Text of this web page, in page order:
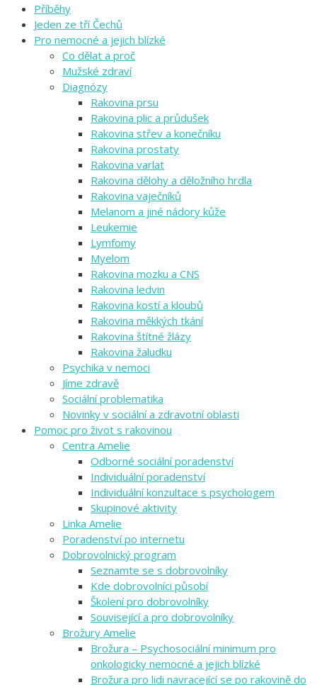
Příběhy
Jeden ze tří Čechů
Pro nemocné a jejich blízké
Co dělat a proč
Mužské zdraví
Diagnózy
Rakovina prsu
Rakovina plic a průdušek
Rakovina střev a konečníku
Rakovina prostaty
Rakovina varlat
Rakovina dělohy a děložního hrdla
Rakovina vaječníků
Melanom a jiné nádory kůže
Leukemie
Lymfomy
Myelom
Rakovina mozku a CNS
Rakovina ledvin
Rakovina kostí a kloubů
Rakovina měkkých tkání
Rakovina štítné žlázy
Rakovina žaludku
Psychika v nemoci
Jíme zdravě
Sociální problematika
Novinky v sociální a zdravotní oblasti
Pomoc pro život s rakovinou
Centra Amelie
Odborné sociální poradenství
Individuální poradenství
Individuální konzultace s psychologem
Skupinové aktivity
Linka Amelie
Poradenství po internetu
Dobrovolnický program
Seznamte se s dobrovolníky
Kde dobrovolníci působí
Školení pro dobrovolníky
Související a pro dobrovolníky
Brožury Amelie
Brožura – Psychosociální minimum pro
onkologicky nemocné a jejich blízké
Brožura pro lidi navracející se po rakovině do